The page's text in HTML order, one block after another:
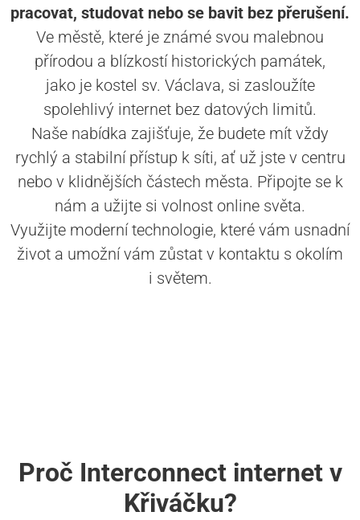
pracovat, studovat nebo se bavit bez přerušení.
Ve městě, které je známé svou malebnou
přírodou a blízkostí historických památek,
jako je kostel sv. Václava, si zasloužíte
spolehlivý internet bez datových limitů.
Naše nabídka zajišťuje, že budete mít vždy
rychlý a stabilní přístup k síti, ať už jste v centru
nebo v klidnějších částech města. Připojte se k
nám a užijte si volnost online světa.
Využijte moderní technologie, které vám usnadní
život a umožní vám zůstat v kontaktu s okolím
i světem.
Proč Interconnect internet v
Křiváčku?